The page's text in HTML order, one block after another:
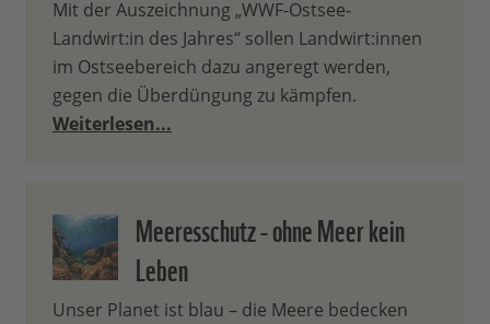
Mit der Auszeichnung „WWF-Ostsee-
Landwirt:in des Jahres“ sollen Landwirt:innen
im Ostseebereich dazu angeregt werden,
gegen die Überdüngung zu kämpfen.
Weiterlesen...
Meeresschutz - ohne Meer kein
Leben
Unser Planet ist blau – die Meere bedecken